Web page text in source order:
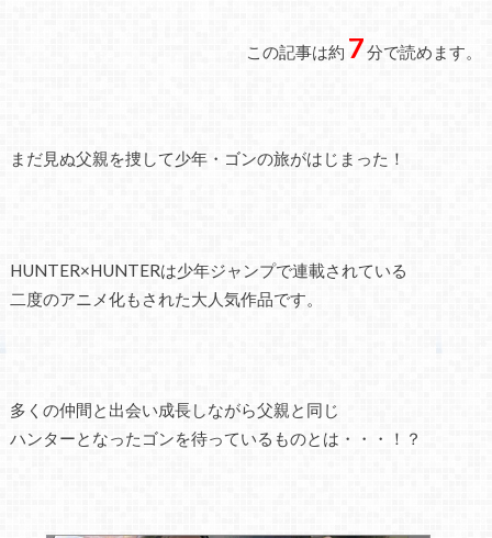
この記事は約 7分で読めます。
まだ見ぬ父親を捜して少年・ゴンの旅がはじまった！
HUNTER×HUNTERは少年ジャンプで連載されている
二度のアニメ化もされた大人気作品です。
多くの仲間と出会い成長しながら父親と同じ
ハンターとなったゴンを待っているものとは・・・！？